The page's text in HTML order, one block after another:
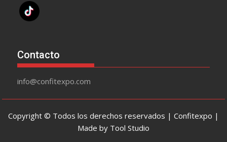
Contacto
info@confitexpo.com
Copyright © Todos los derechos reservados | Confitexpo |
Made by Tool Studio